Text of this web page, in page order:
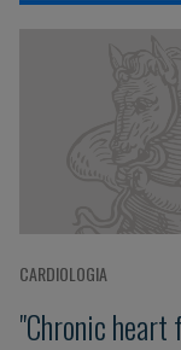
CARDIOLOGIA
"Chronic